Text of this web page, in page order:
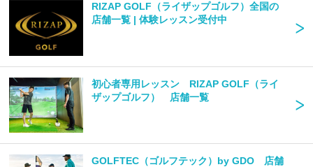
RIZAP GOLF（ライザップゴルフ）全国の
店舗一覧 | 体験レッスン受付中
初心者専用レッスン RIZAP GOLF（ライ
ザップゴルフ） 店舗一覧
GOLFTEC（ゴルフテック）by GDO 店舗